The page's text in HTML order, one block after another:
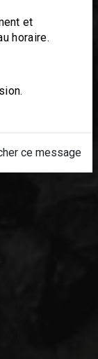
et
horaire.
ce message